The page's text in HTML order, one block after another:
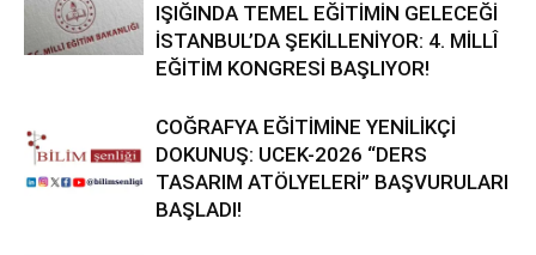
IŞIĞINDA TEMEL EĞİTİMİN GELECEĞİ
İSTANBUL’DA ŞEKİLLENİYOR: 4. MİLLÎ
EĞİTİM KONGRESİ BAŞLIYOR!
COĞRAFYA EĞİTİMİNE YENİLİKÇİ
DOKUNUŞ: UCEK-2026 “DERS
TASARIM ATÖLYELERİ” BAŞVURULARI
BAŞLADI!